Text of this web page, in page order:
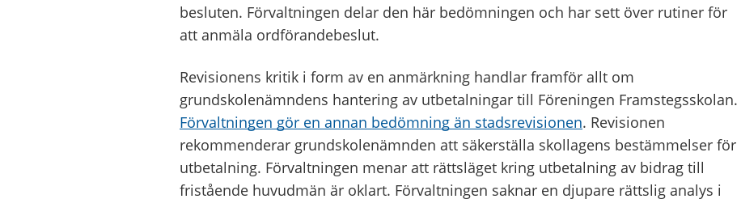
besluten. Förvaltningen delar den här bedömningen och har sett över rutiner för
att anmäla ordförandebeslut.
Revisionens kritik i form av en anmärkning handlar framför allt om
grundskolenämndens hantering av utbetalningar till Föreningen Framstegsskolan.
Förvaltningen gör en annan bedömning än stadsrevisionen. Revisionen
rekommenderar grundskolenämnden att säkerställa skollagens bestämmelser för
utbetalning. Förvaltningen menar att rättsläget kring utbetalning av bidrag till
fristående huvudmän är oklart. Förvaltningen saknar en djupare rättslig analys i